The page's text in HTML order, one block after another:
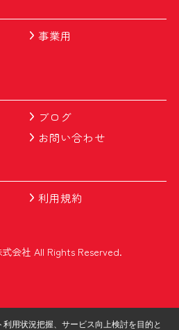
事業用
ブログ
お問い合わせ
利用規約
会社 All Rights Reserved.
用状況把握、サービス向上検討を目的と